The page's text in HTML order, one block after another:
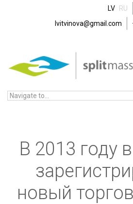
LV
RU
lvitvinova@gmail.com
В 2013 году
новый